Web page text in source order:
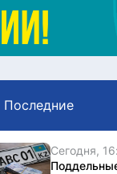
Политика
Экономика
Культура
Служба
Служу стране
Последние
Сегодня,